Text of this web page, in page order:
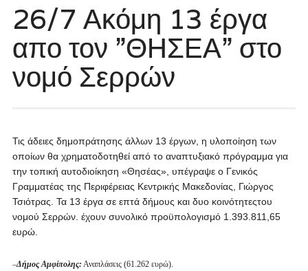
26/7 Ακόμη 13 έργα
απο τον ”ΘΗΣΕΑ” στο
νομό Σερρών
Τις άδειες δημοπράτησης άλλων 13 έργων, η υλοποίηση των
οποίων θα χρηματοδοτηθεί από το αναπτυξιακό πρόγραμμα για
την τοπική αυτοδιοίκηση «Θησέας», υπέγραψε ο Γενικός
Γραμματέας της Περιφέρειας Κεντρικής Μακεδονίας, Γιώργος
Τσιότρας. Τα 13 έργα σε επτά δήμους και δυο κοινότητεςτου
νομού Σερρών. έχουν συνολικό προϋπολογισμό 1.393.811,65
ευρώ.
–Δήμος Αμφίπολης: Αναπλάσεις (61.262 ευρώ).